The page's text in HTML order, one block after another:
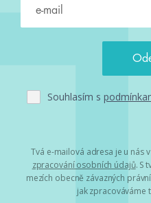
Souhlasím s
Tvá e-mailová adresa je u nás
zpracování osobních údajů. S
mezích obecně závazných
jak zpracováváme